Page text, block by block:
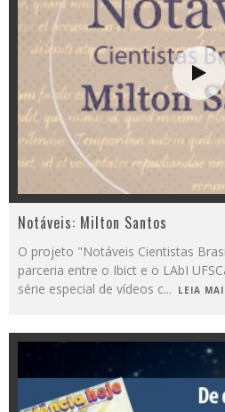
Notáveis: Milton Santos
O projeto "Notáveis Cientistas
parceria entre o Ibict e o LAbI
série especial de vídeos c... LEIA